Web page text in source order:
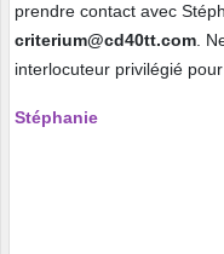
prendre contact avec
criterium@cd40tt.com .
interlocuteur privilégié
Stéphanie